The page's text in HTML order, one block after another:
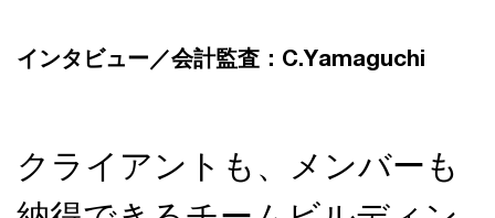
インタビュー／会計監査：C.Yamaguchi
クライアントも、メンバーも